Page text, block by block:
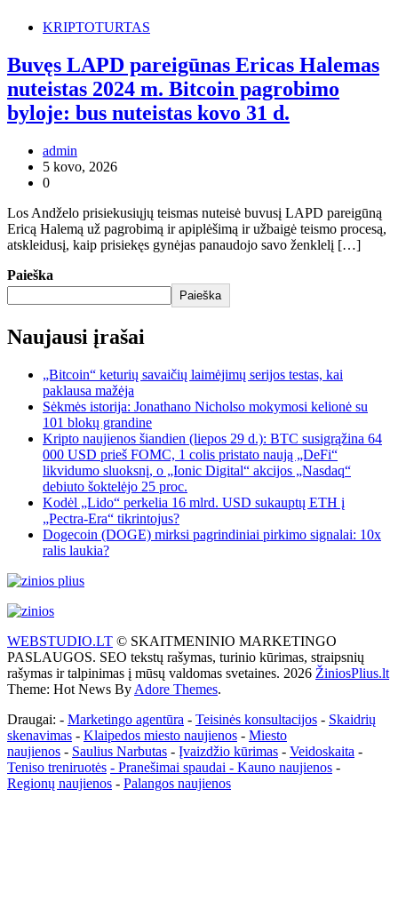
KRIPTOTURTAS
Buvęs LAPD pareigūnas Ericas Halemas
nuteistas 2024 m. Bitcoin pagrobimo
byloje: bus nuteistas kovo 31 d.
admin
5 kovo, 2026
0
Los Andželo prisiekusiųjų teismas nuteisė buvusį LAPD pareigūną
Ericą Halemą už pagrobimą ir apiplėšimą ir užbaigė teismo procesą,
atskleidusį, kaip prisiekęs gynėjas panaudojo savo ženklelį […]
Paieška
Paieška
Naujausi įrašai
„Bitcoin“ keturių savaičių laimėjimų serijos testas, kai
paklausa mažėja
Sėkmės istorija: Jonathano Nicholso mokymosi kelionė su
101 blokų grandine
Kripto naujienos šiandien (liepos 29 d.): BTC susigrąžina 64
000 USD prieš FOMC, 1 colis pristato naują „DeFi“
likvidumo sluoksnį, o „Ionic Digital“ akcijos „Nasdaq“
debiuto šoktelėjo 25 proc.
Kodėl „Lido“ perkelia 16 mlrd. USD sukauptų ETH į
„Pectra-Era“ tikrintojus?
Dogecoin (DOGE) mirksi pagrindiniai pirkimo signalai: 10x
ralis laukia?
WEBSTUDIO.LT © SKAITMENINIO MARKETINGO
PASLAUGOS. SEO tekstų rašymas, turinio kūrimas, straipsnių
rašymas ir talpinimas į mūsų valdomas svetaines. 2026 ŽiniosPlius.lt
Theme: Hot News By Adore Themes.
Draugai: - Marketingo agentūra - Teisinės konsultacijos - Skaidrių
skenavimas - Klaipedos miesto naujienos - Miesto
naujienos - Saulius Narbutas - Įvaizdžio kūrimas - Veidoskaita -
Teniso treniruotės - Pranešimai spaudai - Kauno naujienos -
Regionų naujienos - Palangos naujienos